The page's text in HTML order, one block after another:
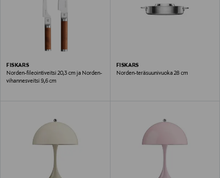
FISKARS
Norden-fileointiveitsi 20,3 cm ja Norden-
vihannesveitsi 9,6 cm
FISKARS
Norden-teräsuunivuoka 28 cm